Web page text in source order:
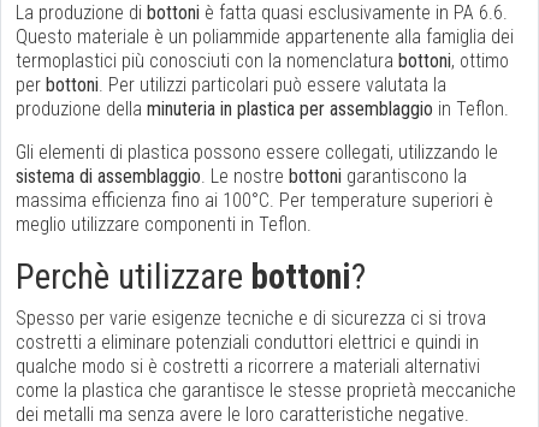
La produzione di bottoni è fatta quasi esclusivamente in PA 6.6.
Questo materiale è un poliammide appartenente alla famiglia dei
termoplastici più conosciuti con la nomenclatura bottoni, ottimo
per bottoni. Per utilizzi particolari può essere valutata la
produzione della minuteria in plastica per assemblaggio in Teflon.
Gli elementi di plastica possono essere collegati, utilizzando le
sistema di assemblaggio. Le nostre bottoni garantiscono la
massima efficienza fino ai 100°C. Per temperature superiori è
meglio utilizzare componenti in Teflon.
Perchè utilizzare bottoni?
Spesso per varie esigenze tecniche e di sicurezza ci si trova
costretti a eliminare potenziali conduttori elettrici e quindi in
qualche modo si è costretti a ricorrere a materiali alternativi
come la plastica che garantisce le stesse proprietà meccaniche
dei metalli ma senza avere le loro caratteristiche negative.